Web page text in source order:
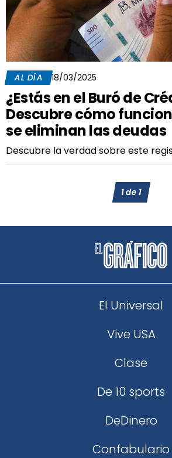
AL DÍA 18/03/2025
¿Estás en el Buró de
Descubre cómo
se eliminan las deudas
Descubre la verdad sobre este
1de1
El Universal
Vive USA
Clase
De 10 sports
DeDinero
Confabulario